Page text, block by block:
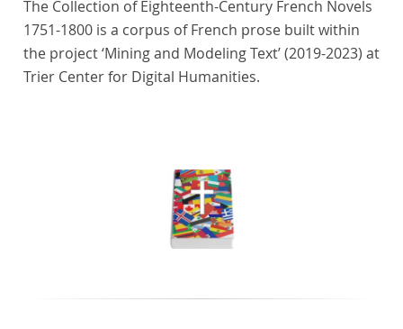
The Collection of Eighteenth-Century French Novels
1751-1800 is a corpus of French prose built within
the project ‘Mining and Modeling Text’ (2019-2023) at
Trier Center for Digital Humanities.